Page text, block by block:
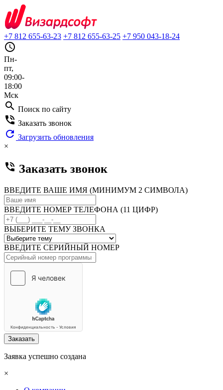
+7 812 655-63-23 +7 812 655-63-25 +7 950 043-18-24
query_builder
Пн-
пт,
09:00-
18:00
Мск
search Поиск по сайту
phone_in_talk Заказать звонок
refresh Загрузить обновления
×
phone_in_talk Заказать звонок
ВВЕДИТЕ ВАШЕ ИМЯ (МИНИМУМ 2 СИМВОЛА)
ВВЕДИТЕ НОМЕР ТЕЛЕФОНА (11 ЦИФР)
ВЫБЕРИТЕ ТЕМУ ЗВОНКА
ВВЕДИТЕ СЕРИЙНЫЙ НОМЕР
Заказать
Заявка успешно создана
×